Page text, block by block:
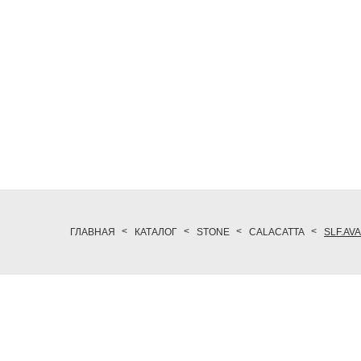
ГЛАВНАЯ КАТАЛОГ STONE CALACATTA